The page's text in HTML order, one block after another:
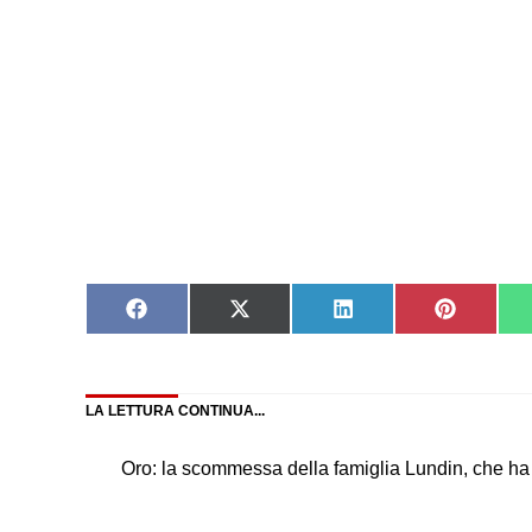
Share
on
Share
on
Share
on
Share
on
LA LETTURA CONTINUA...
Oro: la scommessa della famiglia Lundin, che